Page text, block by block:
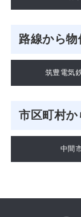
路線から物
筑豊電気
市区町村
中間